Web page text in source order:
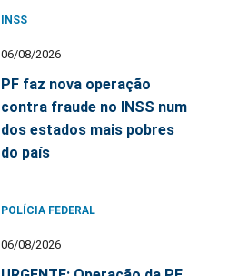
INSS
06/08/2026
PF faz nova operação
contra fraude no INSS num
dos estados mais pobres
do país
POLÍCIA FEDERAL
06/08/2026